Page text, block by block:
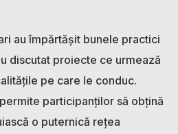
au împărtășit bunele practici
discutat proiecte ce urmează
pe care le conduc.
participanților să obțină
o puternică rețea